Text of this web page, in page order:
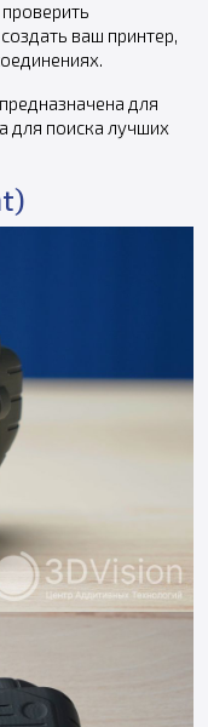
ваш принтер,
для
для поиска лучших